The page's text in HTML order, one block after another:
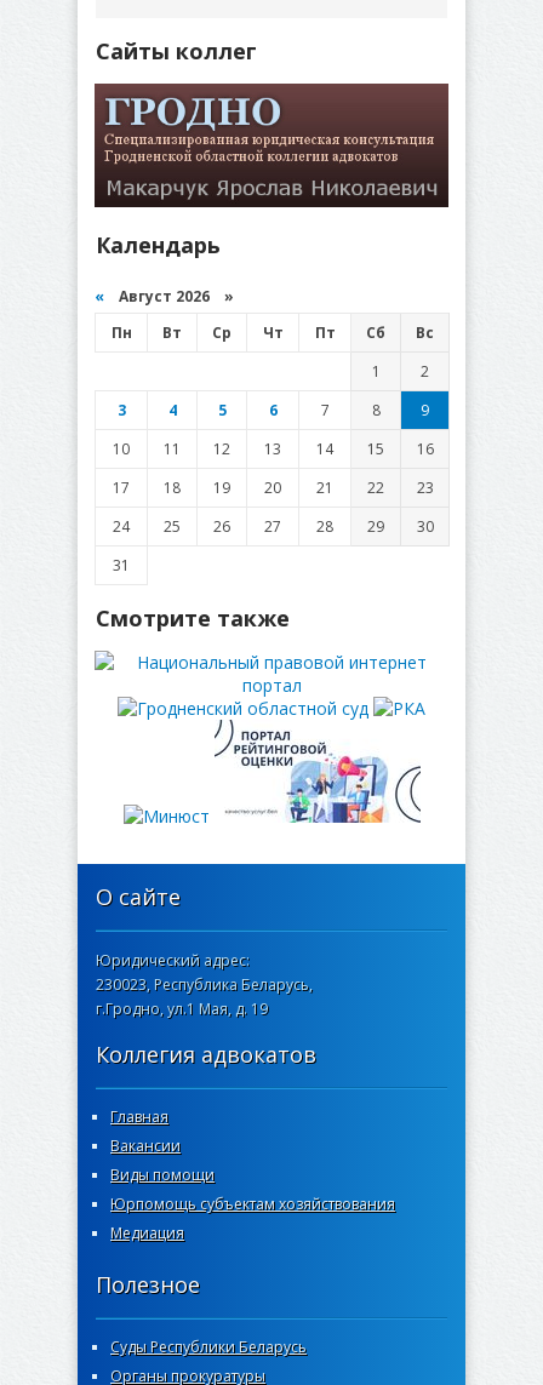
Сайты коллег
Календарь
« Август 2026 »
Пн
Вт Ср Чт Пт Сб
Вс
1
2
3
4 5 6 7 8
9
10
11 12 13 14 15
16
17
18 19 20 21 22
23
24
25 26 27 28 29
30
31
Смотрите также
О сайте
Юридический адрес:
230023, Республика Беларусь,
г.Гродно, ул.1 Мая, д. 19
Коллегия адвокатов
Главная
Вакансии
Виды помощи
Юрпомощь субъектам хозяйствования
Медиация
Полезное
Суды Республики Беларусь
Органы прокуратуры